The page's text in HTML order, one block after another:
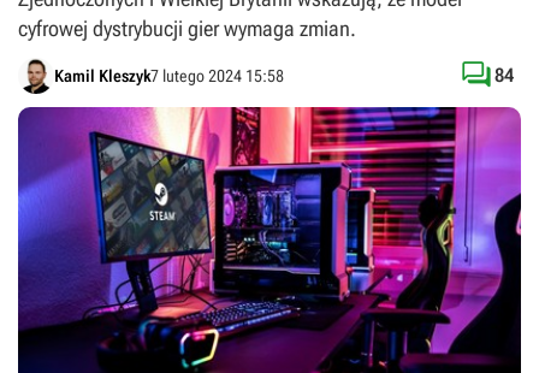
cyfrowej dystrybucji gier wymaga zmian.
Kamil Kleszyk7 lutego 2024 15:58 84